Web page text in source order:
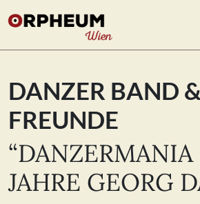
Search
for:
PROGRAMM/
BEISL
DANZER BAND &
FREUNDE
JAHRE GEORG